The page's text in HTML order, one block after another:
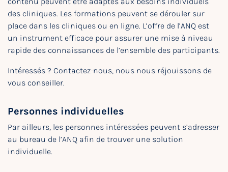
des cliniques. Les formations peuvent se dérouler sur
place dans les cliniques ou en ligne. L’offre de l’ANQ est
un instrument efficace pour assurer une mise à niveau
rapide des connaissances de l’ensemble des participants.
Intéressés ? Contactez-nous, nous nous réjouissons de
vous conseiller.
Personnes individuelles
Par ailleurs, les personnes intéressées peuvent s’adresser
au bureau de l’ANQ afin de trouver une solution
individuelle.